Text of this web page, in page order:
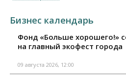
Бизнес календарь
Фонд «Больше хорошего!»
на главный экофест города
09 августа 2026, 12:00